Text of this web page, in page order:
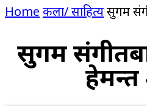
Home कला/ साहित्यसुगम
सुगम
हेमन्त